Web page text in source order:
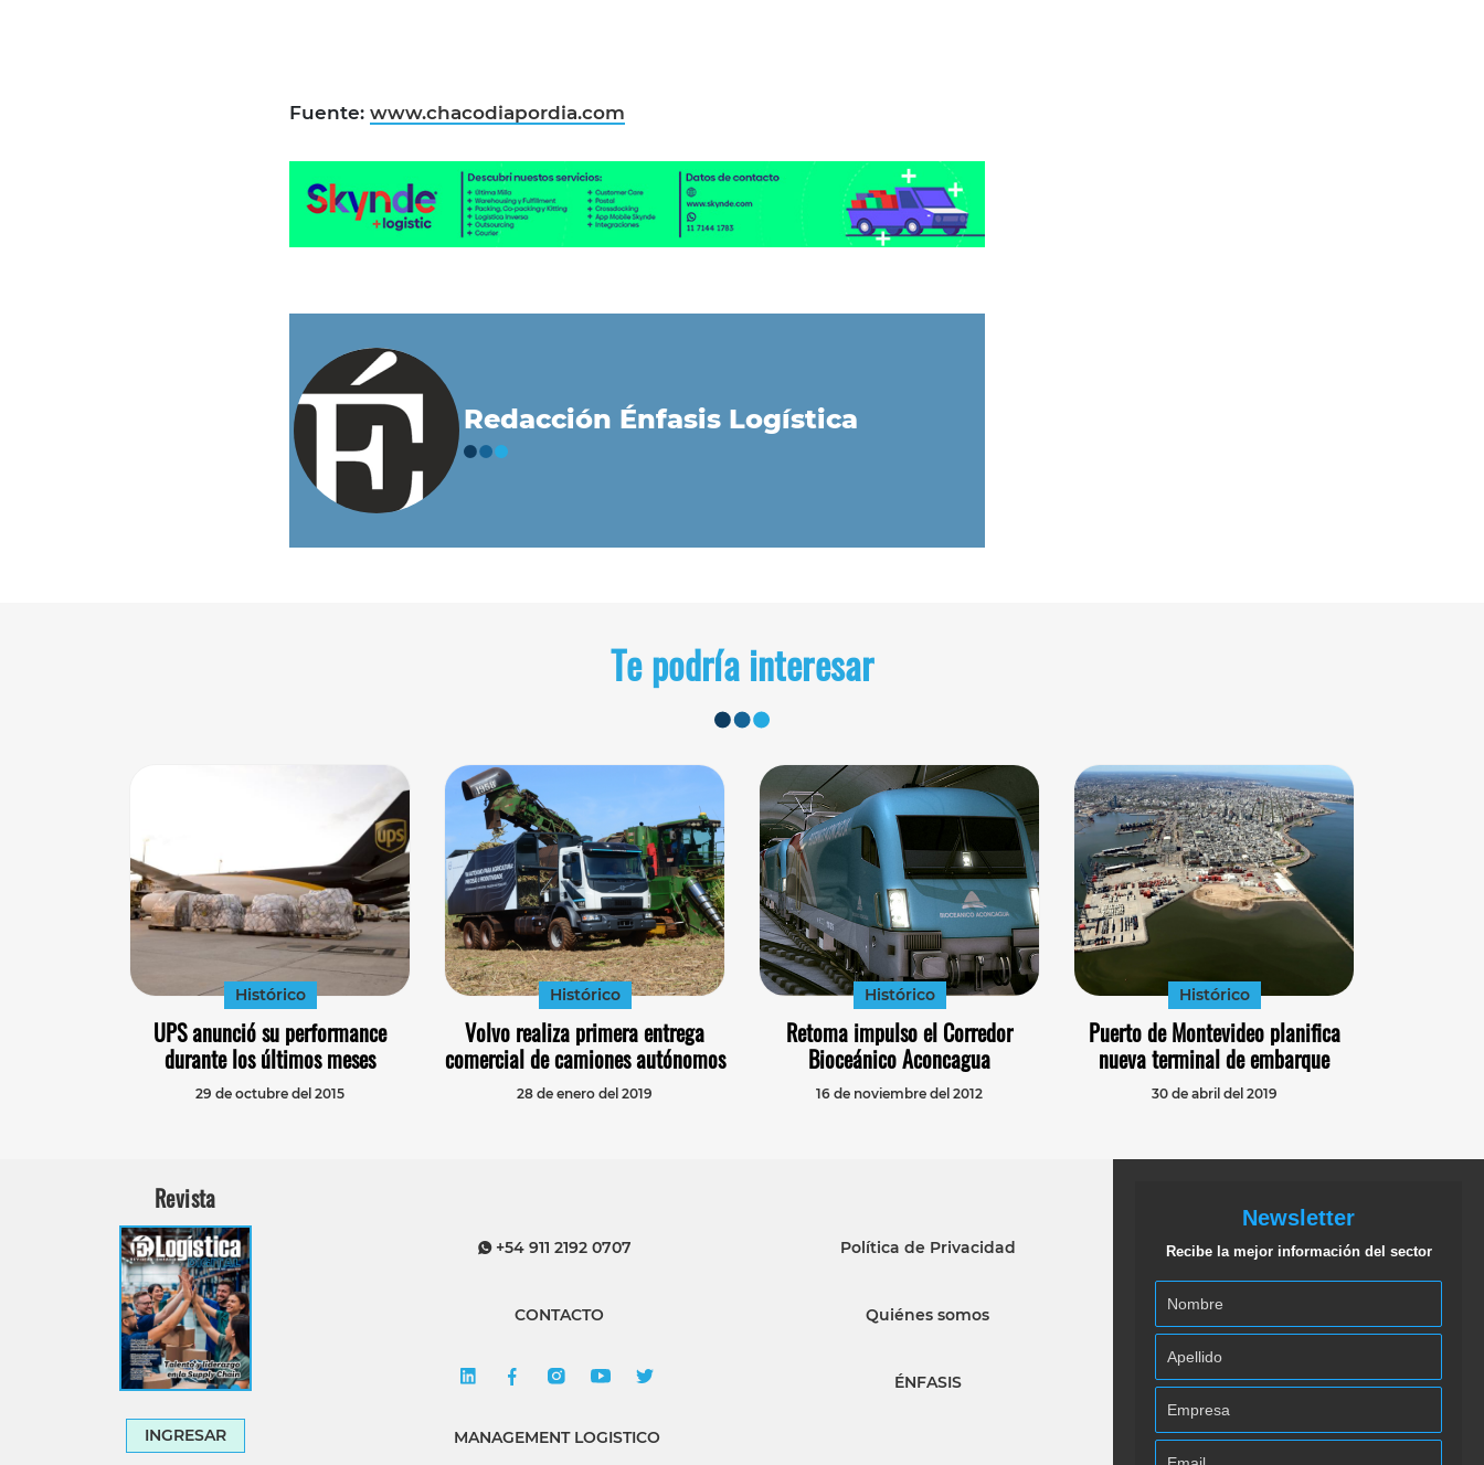
Fuente: www.chacodiapordia.com
Redacción Énfasis Logística
Te podría interesar
Histórico
UPS anunció su performance
durante los últimos meses
29 de octubre del 2015
Histórico
Volvo realiza primera entrega
comercial de camiones autónomos
28 de enero del 2019
Histórico
Retoma impulso el Corredor
Bioceánico Aconcagua
16 de noviembre del 2012
Histórico
Puerto de Montevideo planifica
nueva terminal de embarque
30 de abril del 2019
Revista
INGRESAR
+54 911 2192 0707
CONTACTO
MANAGEMENT LOGISTICO
Política de Privacidad
Quiénes somos
ÉNFASIS
Newsletter
Recibe la mejor información del sector